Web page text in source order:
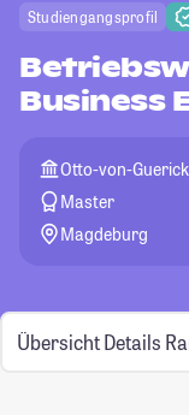
Studiengangsprofil
Business
Otto-von-
Master
Magdeburg
Übersicht Details